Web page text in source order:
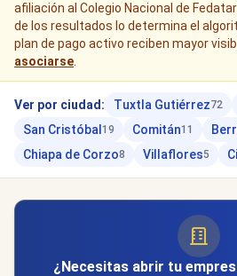
afiliación al Colegio Nacional de
de los resultados lo determina el
plan de pago activo reciben mayor
asociarse
Ver por ciudad: Tuxtla Gutiérrez72
San Cristóbal 19 Comitán11
Chiapa de Corzo8 Villaflores5
¿Necesitas abrir tu